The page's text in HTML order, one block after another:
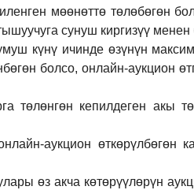
мөөнөттө төлөбөгөн
сунуш киргизүү менен
күнү ичинде өзүнүн
болсо, онлайн-аукцион
төлөнгөн кепилдеген акы
аукцион өткөрүлбөгөн
өз акча көтөрүүлөрүн